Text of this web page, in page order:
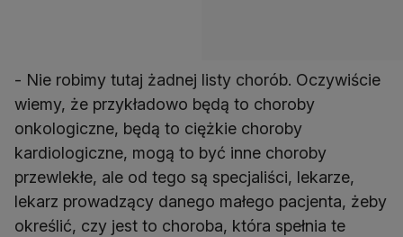
- Nie robimy tutaj żadnej listy chorób. Oczywiście
wiemy, że przykładowo będą to choroby
onkologiczne, będą to ciężkie choroby
kardiologiczne, mogą to być inne choroby
przewlekłe, ale od tego są specjaliści, lekarze,
lekarz prowadzący danego małego pacjenta, żeby
określić, czy jest to choroba, która spełnia te